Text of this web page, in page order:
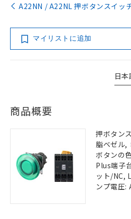
A22NN / A22NL 押ボタンスイッ
マイリストに追加
日本
商品概要
押ボタン
脂ベゼル,
ボタンの
Plus端子
ット/NC,
ンプ電圧: